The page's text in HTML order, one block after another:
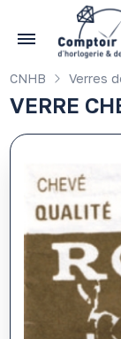
CNHB Verres
VERRE
Gérer les